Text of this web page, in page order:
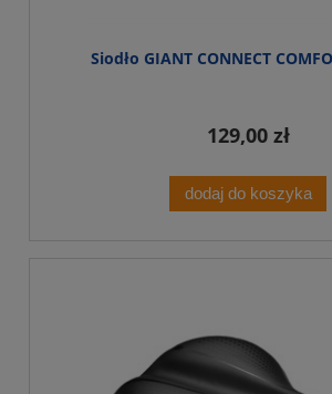
Siodło GIANT CONNECT
129,00 zł
dodaj do koszyka